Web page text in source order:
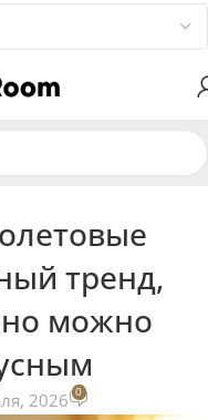
тренд,
можно
2026 0